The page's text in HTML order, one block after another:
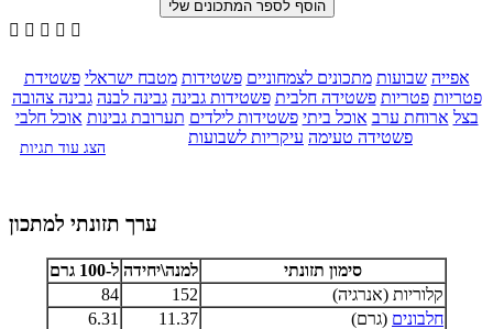
    
אפייה שבועות מתכונים לצמחוניים פשטידות מטבח ישראלי פשטידת
פטריות פטריות פשטידה חלבית פשטידות גבינה גבינה לבנה גבינה צהובה
בצל ארוחת ערב אוכל ביתי פשטידות לילדים תערובת גבינות אוכל חלבי
פשטידה טעימה עיקריות לשבועות
הצג עוד תגיות
ערך תזונתי למתכון
סימון תזונתי למנה\יחידה ל-100 גרם
קלוריות (אנרגיה)
152
84
חלבונים (גרם) 11.37
6.31